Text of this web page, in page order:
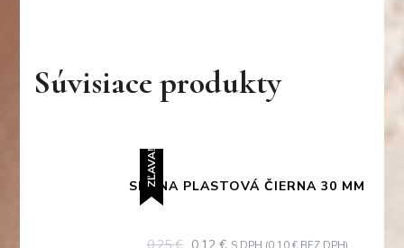
Súvisiace produkty
ZĽAVA!
SPONA PLASTOVÁ ČIERNA 30 MM
ORIGINALCURRENT